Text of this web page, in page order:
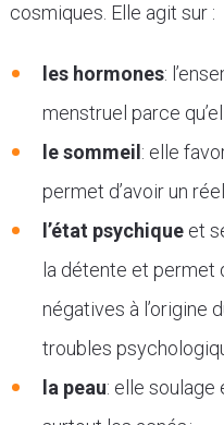
cosmiques. Elle agit sur :
les hormones:
menstruel parce
le sommeil : elle
permet d’avoir un
l’état psychiqueet
la détente et permet
négatives à l’origine
troubles
la peau: elle